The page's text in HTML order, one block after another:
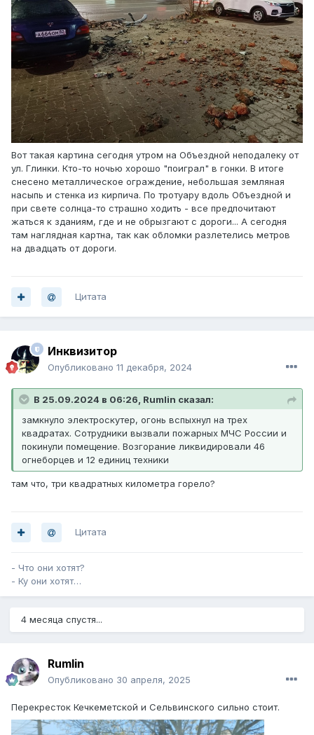
Вот такая картина сегодня утром на Объездной неподалеку от
ул. Глинки. Кто-то ночью хорошо "поиграл" в гонки. В итоге
снесено металлическое ограждение, небольшая земляная
насыпь и стенка из кирпича. По тротуару вдоль Объездной и
при свете солнца-то страшно ходить - все предпочитают
жаться к зданиям, где и не обрызгают с дороги... А сегодня
там наглядная картна, так как обломки разлетелись метров
на двадцать от дороги.
Цитата
Инквизитор
Опубликовано 11 декабря, 2024
В 25.09.2024 в 06:26, Rumlin сказал:
замкнуло электроскутер, огонь вспыхнул на трех
квадратах. Сотрудники вызвали пожарных МЧС России и
покинули помещение. Возгорание ликвидировали 46
огнеборцев и 12 единиц техники
там что, три квадратных километра горело?
Цитата
- Что они хотят?
- Ку они хотят…
4 месяца спустя...
Rumlin
Опубликовано 30 апреля, 2025
Перекресток Кечкеметской и Сельвинского сильно стоит.